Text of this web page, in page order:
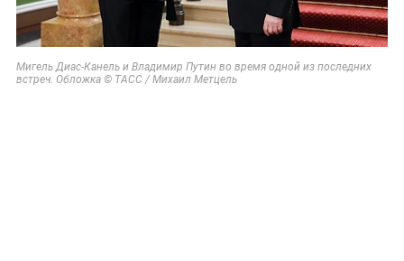
Мигель Диас-Канель и Владимир Путин во время одной из последних
встреч. Обложка © ТАСС / Михаил Метцель